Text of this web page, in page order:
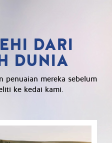
DARI
DUNIA
penuaian mereka sebelum
ke kedai kami.